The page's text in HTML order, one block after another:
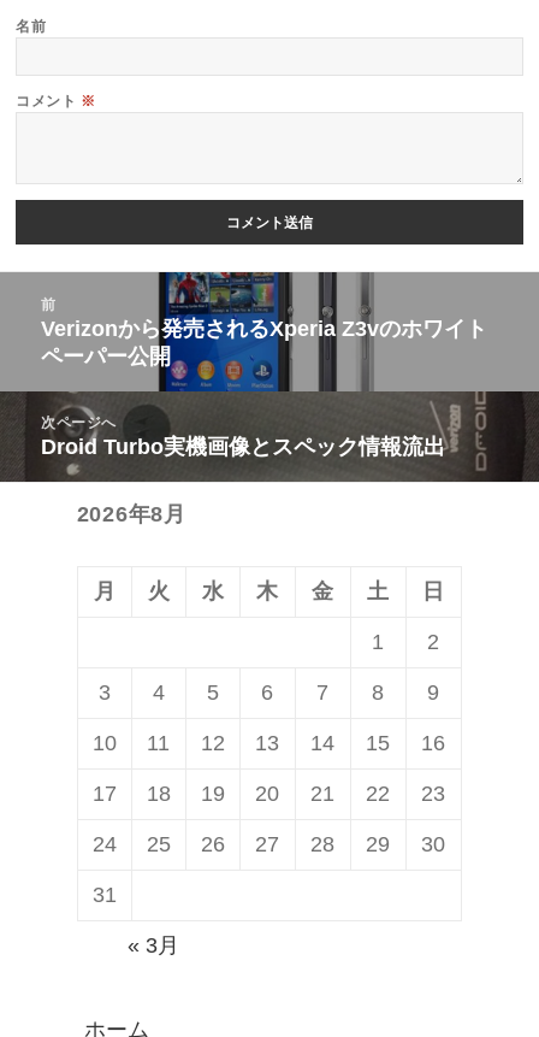
名前
コメント ※
ビ
ゲ
前
前
の
投
稿:
Verizonから発売されるXperia Z3vのホワイト
ペーパー公開
次ページへ
次
の
Droid Turbo実機画像とスペック情報流出
2026年8月
月 火 水 木 金 土 日
1 2
3 4 5 6 7 8 9
10 11 12 13 14 15 16
17 18 19 20 21 22 23
24 25 26 27 28 29 30
31
« 3月
ホーム